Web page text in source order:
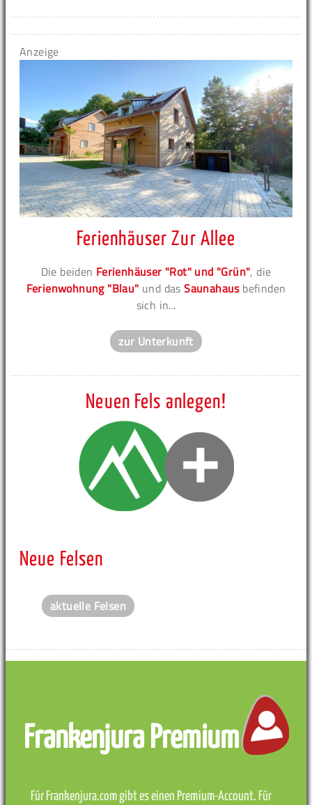
Anzeige
Ferienhäuser Zur Allee
Die beiden Ferienhäuser "Rot" und "Grün", die
Ferienwohnung "Blau" und dasSaunahausbefinden
sich in...
zur Unterkunft
Neuen Fels anlegen!
Neue Felsen
aktuelle Felsen
Frankenjura Premium
Für Frankenjura.com gibt es einen Premium-Account. Für